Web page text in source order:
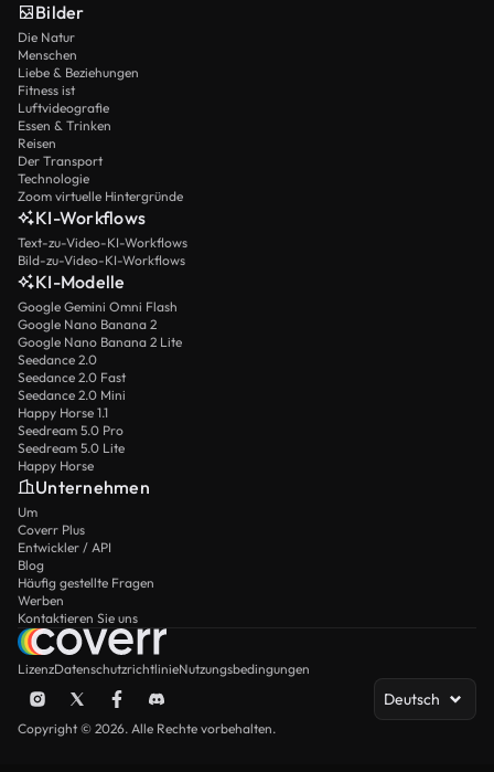
Bilder
Die Natur
Menschen
Liebe & Beziehungen
Fitness ist
Luftvideografie
Essen & Trinken
Reisen
Der Transport
Technologie
Zoom virtuelle Hintergründe
KI-Workflows
Text-zu-Video-KI-Workflows
Bild-zu-Video-KI-Workflows
KI-Modelle
Google Gemini Omni Flash
Google Nano Banana 2
Google Nano Banana 2 Lite
Seedance 2.0
Seedance 2.0 Fast
Seedance 2.0 Mini
Happy Horse 1.1
Seedream 5.0 Pro
Seedream 5.0 Lite
Happy Horse
Unternehmen
Um
Coverr Plus
Entwickler / API
Blog
Häufig gestellte Fragen
Werben
Kontaktieren Sie uns
LizenzDatenschutzrichtlinieNutzungsbedingungen
Deutsch
Copyright © 2026. Alle Rechte vorbehalten.